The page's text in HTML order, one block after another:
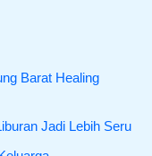
Barat Healing
Jadi Lebih Seru